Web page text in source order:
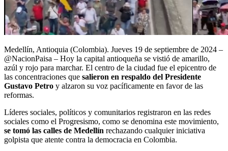
Medellín, Antioquia (Colombia). Jueves 19 de septiembre de 2024 –
@NacionPaisa – Hoy la capital antioqueña se vistió de amarillo,
azúl y rojo para marchar. El centro de la ciudad fue el epicentro de
las concentraciones que salieron en respaldo del Presidente
Gustavo Petro y alzaron su voz pacíficamente en favor de las
reformas.
Líderes sociales, políticos y comunitarios registraron en las redes
sociales como el Progresismo, como se denomina este movimiento,
se tomó las calles de Medellín rechazando cualquier iniciativa
golpista que atente contra la democracia en Colombia.